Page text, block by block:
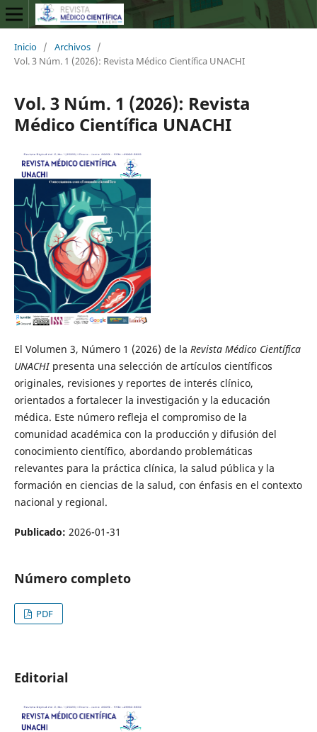
Inicio / Archivos /
Vol. 3 Núm. 1 (2026): Revista Médico Científica UNACHI
Vol. 3 Núm. 1 (2026): Revista
Médico Científica UNACHI
El Volumen 3, Número 1 (2026) de la Revista Médico Científica
UNACHIpresenta una selección de artículos científicos
originales, revisiones y reportes de interés clínico,
orientados a fortalecer la investigación y la educación
médica. Este número refleja el compromiso de la
comunidad académica con la producción y difusión del
conocimiento científico, abordando problemáticas
relevantes para la práctica clínica, la salud pública y la
formación en ciencias de la salud, con énfasis en el contexto
nacional y regional.
Publicado: 2026-01-31
Número completo
PDF
Editorial